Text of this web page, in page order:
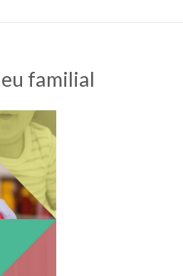
familial